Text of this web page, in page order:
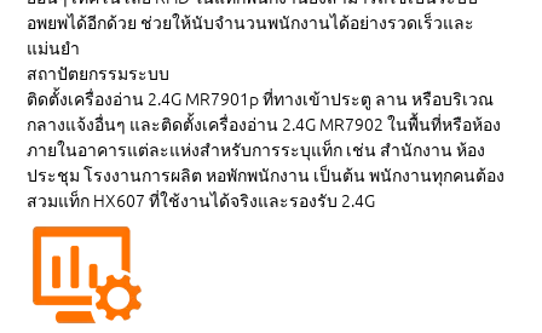
อพยพได้อีกด้วย ช่วยให้นับจำนวนพนักงานได้อย่างรวดเร็วและ
แม่นยำ
สถาปัตยกรรมระบบ
ติดตั้งเครื่องอ่าน 2.4G MR7901p ที่ทางเข้าประตู ลาน หรือบริเวณ
กลางแจ้งอื่นๆ และติดตั้งเครื่องอ่าน 2.4G MR7902 ในพื้นที่หรือห้อง
ภายในอาคารแต่ละแห่งสำหรับการระบุแท็ก เช่น สำนักงาน ห้อง
ประชุม โรงงานการผลิต หอพักพนักงาน เป็นต้น พนักงานทุกคนต้อง
สวมแท็ก HX607 ที่ใช้งานได้จริงและรองรับ 2.4G